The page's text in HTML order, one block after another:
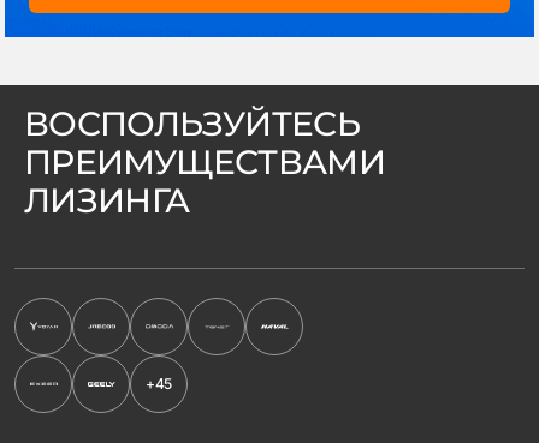
ВОСПОЛЬЗУЙТЕСЬ
ПРЕИМУЩЕСТВАМИ
ЛИЗИНГА
+45